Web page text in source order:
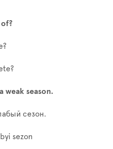
weak season.
сезон.
sezon